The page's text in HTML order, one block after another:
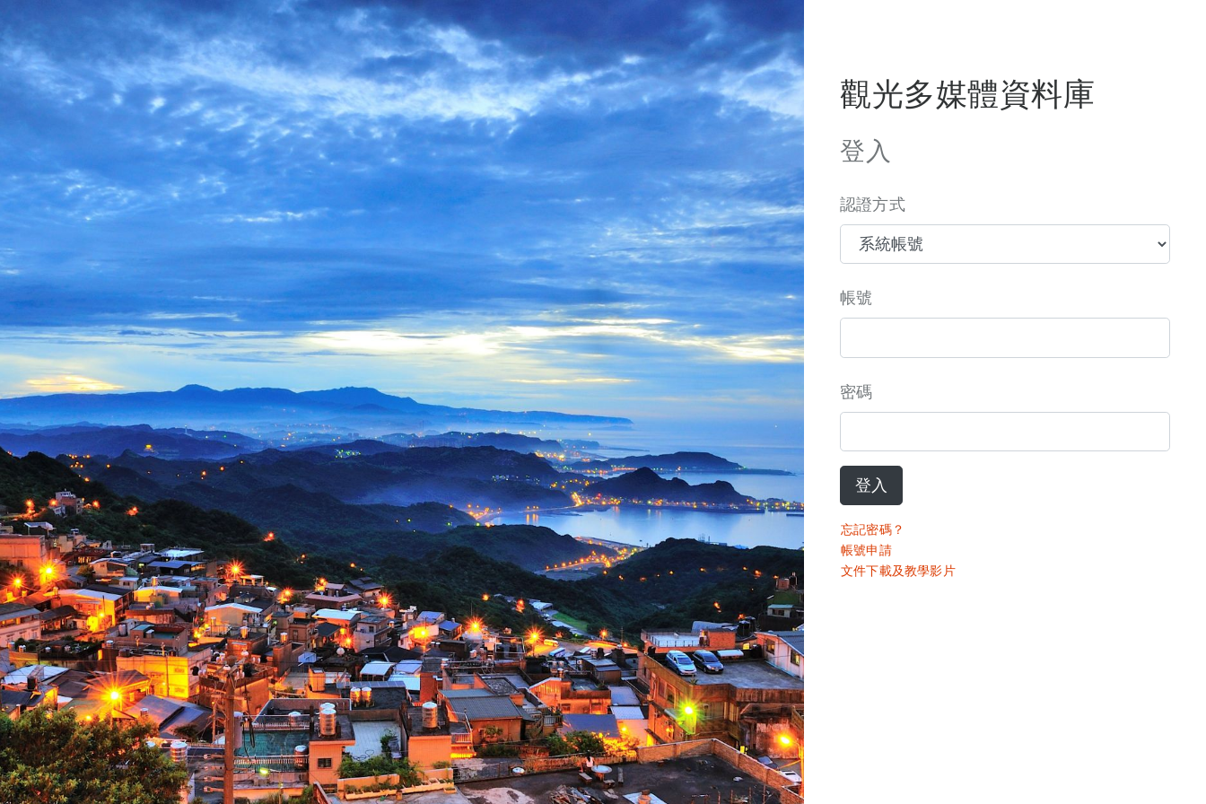
觀光多媒體資料庫
登入
認證方式
帳號
密碼
登入
忘記密碼？
帳號申請
文件下載及教學影片